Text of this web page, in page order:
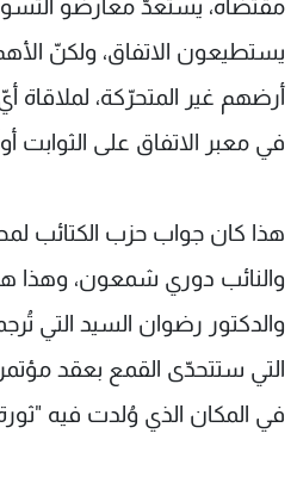
مقتضاه، يستعدّ معارضو
يستطيعون الاتفاق، ولكنّ
أرضهم غير المتحرّكة، لملاقاة
في معبر الاتفاق على الثوابت
هذا كان جواب حزب الكتائب
والنائب دوري شمعون، وهذا
والدكتور رضوان السيد التي
التي ستتحدّى القمع بعقد
في المكان الذي وُلدت فيه "ثورة